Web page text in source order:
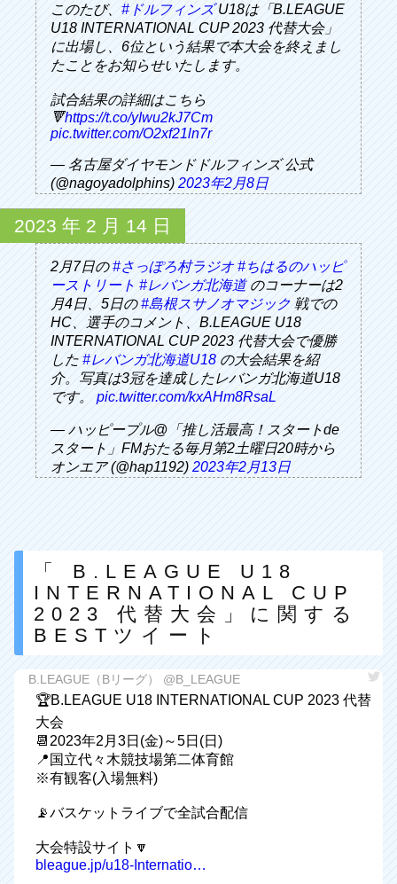
このたび、 #ドルフィンズU18は「B.LEAGUE
U18 INTERNATIONAL CUP 2023 代替大会」
に出場し、6位という結果で本大会を終えまし
たことをお知らせいたします。
試合結果の詳細はこちら
🔻https://t.co/yIwu2kJ7Cm
pic.twitter.com/O2xf21ln7r
— 名古屋ダイヤモンドドルフィンズ 公式
(@nagoyadolphins) 2023年2月8日
2023 年 2 月 14 日
2月7日の#さっぽろ村ラジオ #ちはるのハッピ
ーストリート #レバンガ北海道のコーナーは2
月4日、5日の#島根スサノオマジック 戦での
HC、選手のコメント、B.LEAGUE U18
INTERNATIONAL CUP 2023 代替大会で優勝
した #レバンガ北海道U18 の大会結果を紹
介。写真は3冠を達成したレバンガ北海道U18
です。 pic.twitter.com/kxAHm8RsaL
— ハッピープル@「推し活最高！スタートde
スタート」FMおたる毎月第2土曜日20時から
オンエア (@hap1192) 2023年2月13日
「 B.LEAGUE U18
INTERNATIONAL CUP
2023 代替大会」に関する
BESTツイート
B.LEAGUE（Bリーグ） @B_LEAGUE
🏆B.LEAGUE U18 INTERNATIONAL CUP 2023 代替
大会
📆2023年2月3日(金)～5日(日)
📍国立代々木競技場第二体育館
※有観客(入場無料)
📡バスケットライブで全試合配信
大会特設サイト🔽
bleague.jp/u18-Internatio…